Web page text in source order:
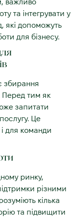
важливо
та інтегрувати у
які допоможуть
для бізнесу.
збирання
Перед тим як
запитати
Це
для команди
ринку,
різними
кілька
та підвищити